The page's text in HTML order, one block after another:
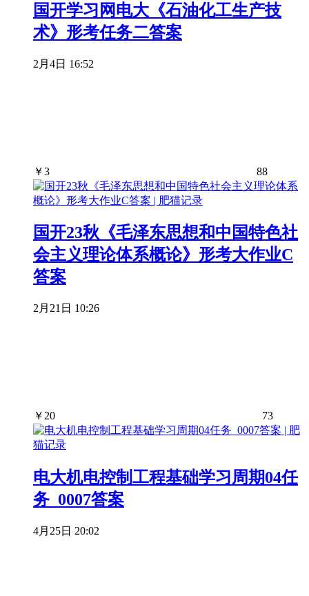
国开学习网电大《石油化工生产技
术》形考任务二答案
2月4日 16:52
￥3 88
国开23秋《毛泽东思想和中国特色社
会主义理论体系概论》形考大作业C
答案
2月21日 10:26
￥ 20 73
电大机电控制工程基础学习周期04任
务_0007答案
4月25日 20:02